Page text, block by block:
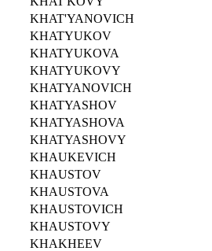
KHAT'YANOVICH
KHATYUKOV
KHATYUKOVA
KHATYUKOVY
KHATYANOVICH
KHATYASHOV
KHATYASHOVA
KHATYASHOVY
KHAUKEVICH
KHAUSTOV
KHAUSTOVA
KHAUSTOVICH
KHAUSTOVY
KHAKHEEV